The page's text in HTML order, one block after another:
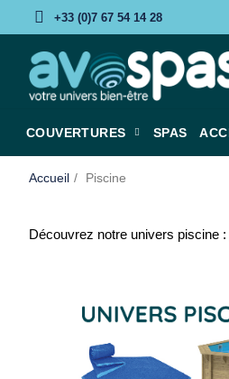
+33 (0)7 67 54 14 28
COUVERTURES SPAS
Accueil Piscine
Découvrez notre univers piscine